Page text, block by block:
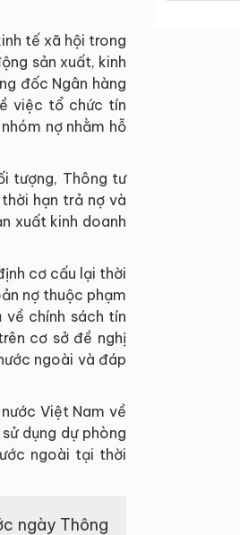
tế xã hội trong
sản xuất, kinh
đốc Ngân hàng
việc tổ chức tín
nợ nhằm hỗ
tượng, Thông tư
hạn trả nợ và
xuất kinh doanh
cơ cấu lại thời
nợ thuộc phạm
chính sách tín
cơ sở đề nghị
ngoài và đáp
Việt Nam về
dụng dự phòng
ngoài tại thời
ngày Thông